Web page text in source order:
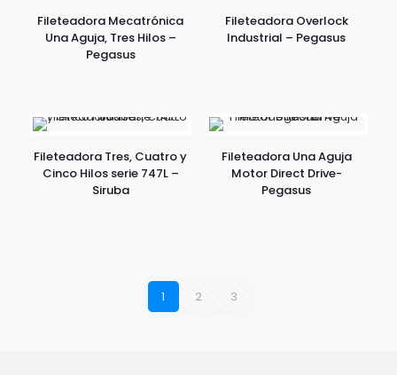
Fileteadora Mecatrónica
Una Aguja, Tres Hilos –
Pegasus
Fileteadora Overlock
Industrial – Pegasus
Fileteadora Tres, Cuatro y
Cinco Hilos serie 747L –
Siruba
Fileteadora Una Aguja
Motor Direct Drive-
Pegasus
1 2 3